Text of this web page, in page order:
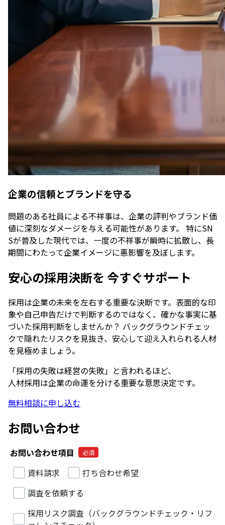
企業の信頼とブランドを守る
問題のある社員による不祥事は、企業の評判やブランド価
値に深刻なダメージを与える可能性があります。 特にSN
Sが普及した現代では、一度の不祥事が瞬時に拡散し、長
期間にわたって企業イメージに悪影響を及ぼします。
安心の採用決断を 今すぐサポート
採用は企業の未来を左右する重要な決断です。表面的な印
象や自己申告だけで判断するのではなく、確かな事実に基
づいた採用判断をしませんか？ バックグラウンドチェッ
クで隠れたリスクを見抜き、安心して迎え入れられる人材
を見極めましょう。
「採用の失敗は経営の失敗」と言われるほど、
人材採用は企業の命運を分ける重要な意思決定です。
無料相談に申し込む
お問い合わせ
お問い合わせ項目
資料請求
打ち合わせ希望
調査を依頼する
採用リスク調査（バックグラウンドチェック・リフ